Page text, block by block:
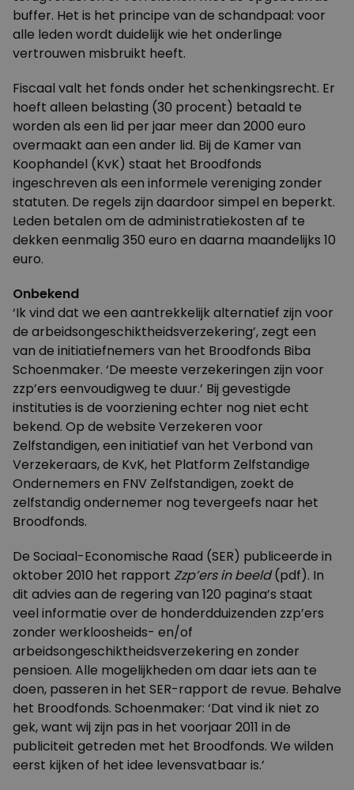
buffer. Het is het principe van de schandpaal: voor
alle leden wordt duidelijk wie het onderlinge
vertrouwen misbruikt heeft.
Fiscaal valt het fonds onder het schenkingsrecht. Er
hoeft alleen belasting (30 procent) betaald te
worden als een lid per jaar meer dan 2000 euro
overmaakt aan een ander lid. Bij de Kamer van
Koophandel (KvK) staat het Broodfonds
ingeschreven als een informele vereniging zonder
statuten. De regels zijn daardoor simpel en beperkt.
Leden betalen om de administratiekosten af te
dekken eenmalig 350 euro en daarna maandelijks 10
euro.
Onbekend
‘Ik vind dat we een aantrekkelijk alternatief zijn voor
de arbeidsongeschiktheidsverzekering’, zegt een
van de initiatiefnemers van het Broodfonds Biba
Schoenmaker. ‘De meeste verzekeringen zijn voor
zzp’ers eenvoudigweg te duur.’ Bij gevestigde
instituties is de voorziening echter nog niet echt
bekend. Op de website Verzekeren voor
Zelfstandigen, een initiatief van het Verbond van
Verzekeraars, de KvK, het Platform Zelfstandige
Ondernemers en FNV Zelfstandigen, zoekt de
zelfstandig ondernemer nog tevergeefs naar het
Broodfonds.
De Sociaal-Economische Raad (SER) publiceerde in
oktober 2010 het rapport Zzp’ers in beeld(pdf). In
dit advies aan de regering van 120 pagina’s staat
veel informatie over de honderdduizenden zzp’ers
zonder werkloosheids- en/of
arbeidsongeschiktheidsverzekering en zonder
pensioen. Alle mogelijkheden om daar iets aan te
doen, passeren in het SER-rapport de revue. Behalve
het Broodfonds. Schoenmaker: ‘Dat vind ik niet zo
gek, want wij zijn pas in het voorjaar 2011 in de
publiciteit getreden met het Broodfonds. We wilden
eerst kijken of het idee levensvatbaar is.’